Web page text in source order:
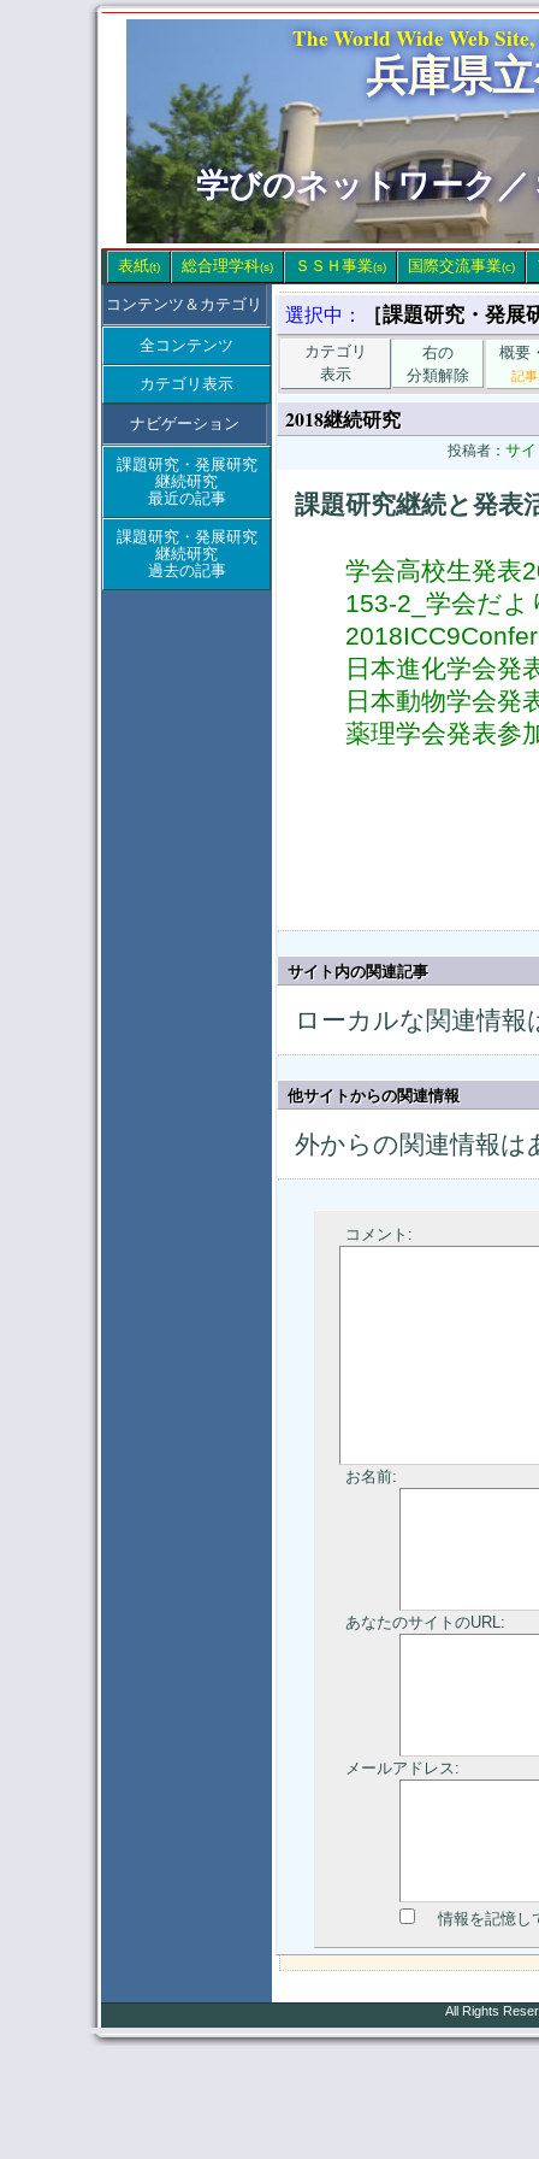
The World Wide Web
兵庫県
学びのネットワーク
表紙(t) 総合理学科(s) ＳＳＨ事業(s) 国際交流事業(c)
コンテンツ＆カテゴリ
全コンテンツ
カテゴリ表示
ナビゲーション
課題研究・発展研究
継続研究
最近の記事
課題研究・発展研究
継続研究
過去の記事
選択中： ［課題研究・発展
カテゴリ
表示
右の
分類解除
概要
記
2018継続研究
投稿者： サ
課題研究継続と発表
学会高校生発表
153-2_学会だよ
日本進化学会発
日本動物学会発
薬理学会発表参
サイト内の関連記事
ローカルな関連情
他サイトからの関連情報
外からの関連情報は
コメント:
お名前:
あなたのサイトのURL:
メールアドレス:
情報を記憶し
All Rights